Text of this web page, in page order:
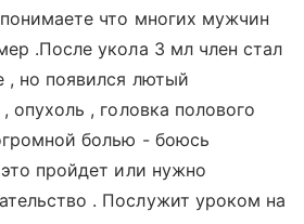
что многих мужчин
.После укола 3 мл член стал
, но появился лютый
опухоль , головка полового
болью - боюсь
пройдет или нужно
. Послужит уроком на